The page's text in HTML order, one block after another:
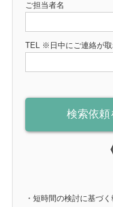
ご担当者名
TEL ※日中にご連絡が
・短時間の検討に基づ